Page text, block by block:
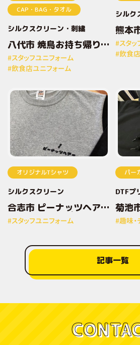
CAP・BAG・タオル
シルクスクリーン 刺繍
八代市 焼鳥お持ち帰り専
門店とりしん様 オリジナ
ルプリントTシャツ
#スタッフユニフォーム
#飲食店ユニフォーム
シルク
熊本
オリ
ャツ
#スタッ
#飲食
オリジナルTシャツ
シルクスクリーン
合志市 ピーナッツヘアー
様 オリジナルプリントT
シャツ
#スタッフユニフォーム
パー
DTFプ
菊池
リジ
ー
#趣味・
記事一覧